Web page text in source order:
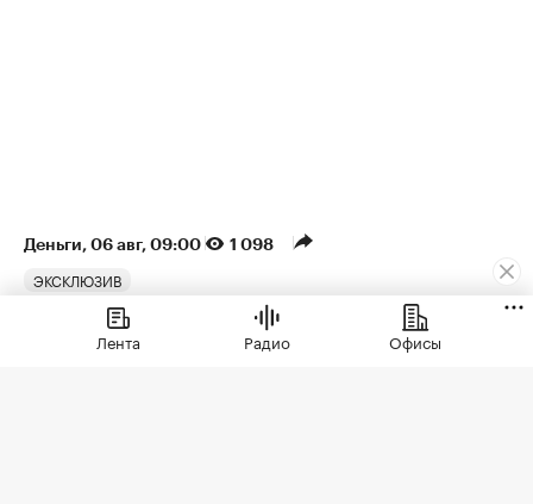
Деньги⁠, 06 авг, 09:00 1 098
ЭКСКЛЮЗИВ
Аналитики оценили рост
Лента Радио Офисы